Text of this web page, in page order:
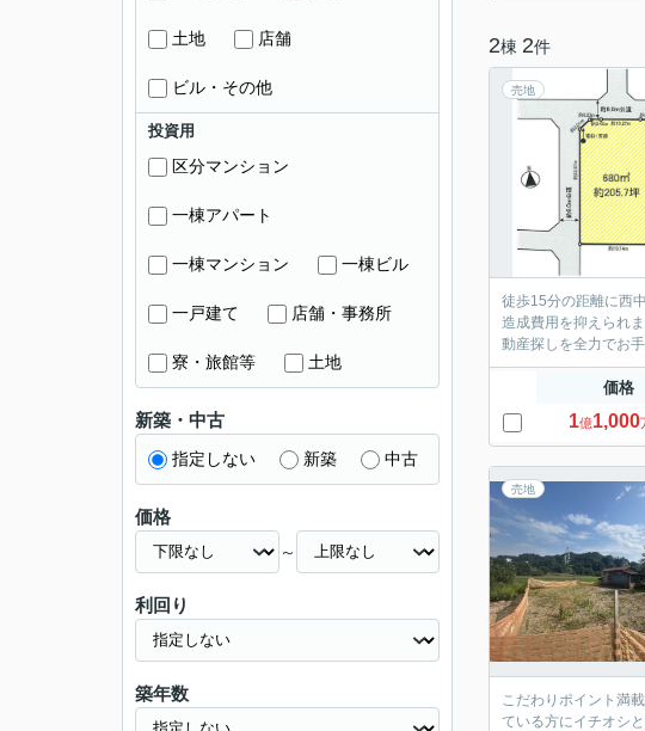
2棟 2件
売地
徒歩15分の距離に西
造成費用を抑えられ
動産探しを全力でお
価格
1億1,000
売地
こだわりポイント満
ている方にイチオシ
土地 店舗
ビル・その他
投資用
区分マンション
一棟アパート
一棟マンション 一棟ビル
一戸建て 店舗・事務所
寮・旅館等 土地
新築・中古
指定しない 新築 中古
価格
～
利回り
築年数